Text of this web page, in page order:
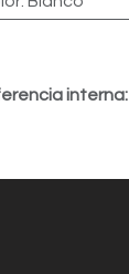
interna: